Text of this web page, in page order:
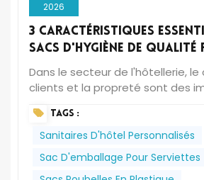
2026
3 caractéristiques
sacs d'hygiène de
Dans le secteur de l'hôtellerie,
clients et la propreté sont des
essentiel, qui y contribue
hygiénique. Conçu pour une
et hygiénique des protections
féminines, un sac hygiénique
TAGS :
Sanitaires D'hôtel Personnalisés
Sac D'emballage Pour Serviettes